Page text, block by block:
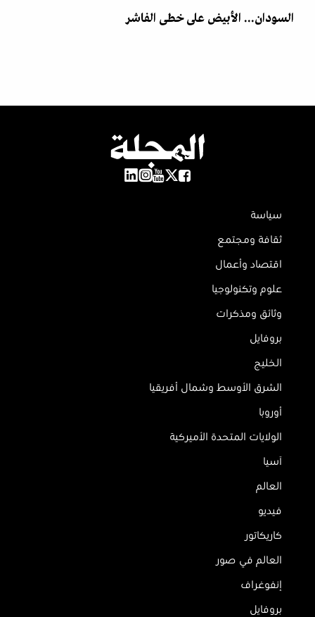
السودان... الأبيض على خطى الفاشر
سياسة
ثقافة ومجتمع
اقتصاد وأعمال
علوم وتكنولوجيا
وثائق ومذكرات
بروفايل
الخليج
الشرق الأوسط وشمال أفريقيا
أوروبا
الولايات المتحدة الأميركية
آسيا
العالم
فيديو
كاريكاتور
العالم في صور
إنفوغراف
بروفايل